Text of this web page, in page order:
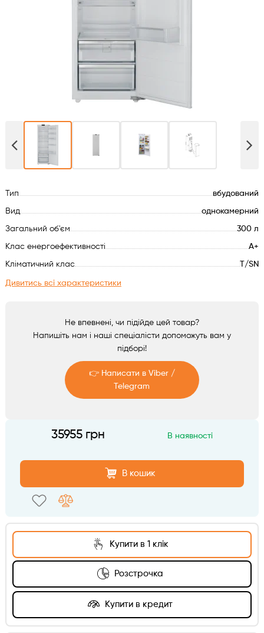
Варильні поверхні
Мікрохвильові печі
Посудомийки
Пральні машини
Холодильне обладнання
Аксесуари
Тип вбудований
Вид однокамерний
Загальний об'єм 300 л
Клас енергоефективності A+
Кліматичний клас T/SN
Дивитись всі характеристики
Не впевнені, чи підійде цей товар?
Напишіть нам і наші спеціалісти допоможуть вам у
підборі!
👉 Написати в Viber /
Telegram
35955 грн В наявності
В кошик
Купити в 1 клік
Розстрочка
Купити в кредит